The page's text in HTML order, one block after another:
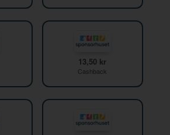
13,50 kr
Cashback